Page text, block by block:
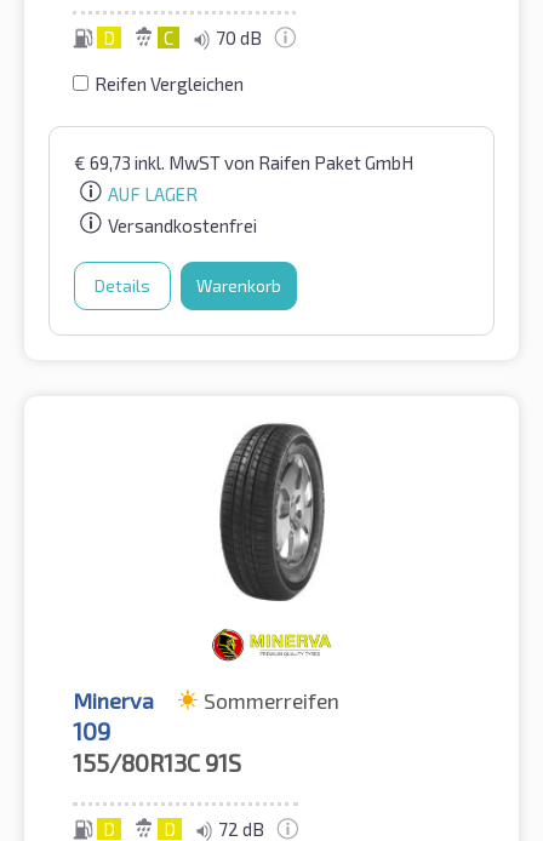
D C 70 dB
Reifen Vergleichen
€ 69,73 inkl. MwSTvon Raifen Paket GmbH
AUF LAGER
Versandkostenfrei
Details Warenkorb
Minerva Sommerreifen
109
155/80R13C 91S
D D 72 dB